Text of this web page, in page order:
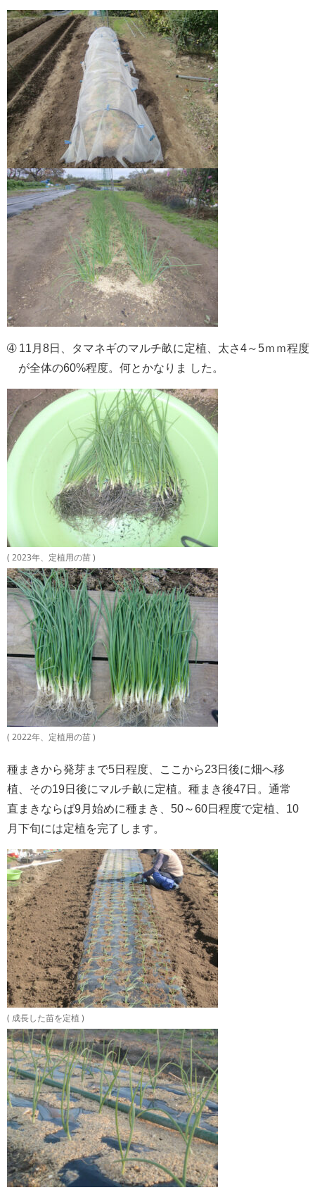
➃ 11月8日、タマネギのマルチ畝に定植、太さ4～5ｍｍ程度
が全体の60%程度。何とかなりま した。
( 2023年、定植用の苗 )
( 2022年、定植用の苗 )
種まきから発芽まで5日程度、ここから23日後に畑へ移
植、その19日後にマルチ畝に定植。種まき後47日。通常
直まきならば9月始めに種まき、50～60日程度で定植、10
月下旬には定植を完了します。
( 成長した苗を定植 )